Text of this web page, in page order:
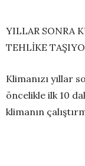
YILLAR SONRA
TEHLİKE
Klimanızı yıllar
öncelikle ilk 10
klimanın